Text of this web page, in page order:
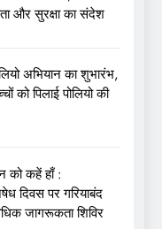
और सुरक्षा का संदेश
अभियान का शुभारंभ,
को पिलाई पोलियो की
को कहें हाँ :
दिवस पर गरियाबंद
जागरूकता शिविर